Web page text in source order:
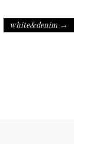
white&denim →